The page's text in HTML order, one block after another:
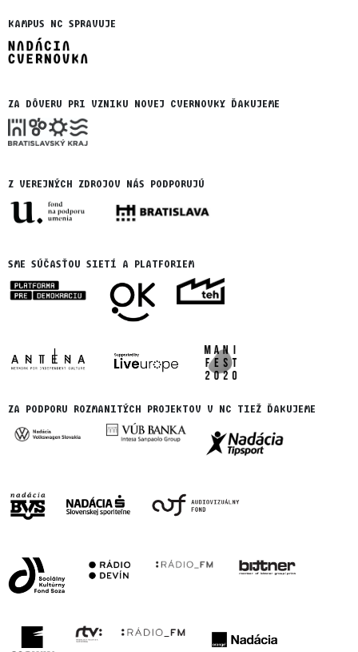
KAMPUS NC SPRAVUJE
ZA DÔVERU PRI VZNIKU NOVEJ CVERNOVKY ĎAKUJEME
Z VEREJNÝCH ZDROJOV NÁS PODPORUJÚ
SME SÚČASŤOU SIETÍ A PLATFORIEM
ZA PODPORU ROZMANITÝCH PROJEKTOV V NC TIEŽ ĎAKUJEME